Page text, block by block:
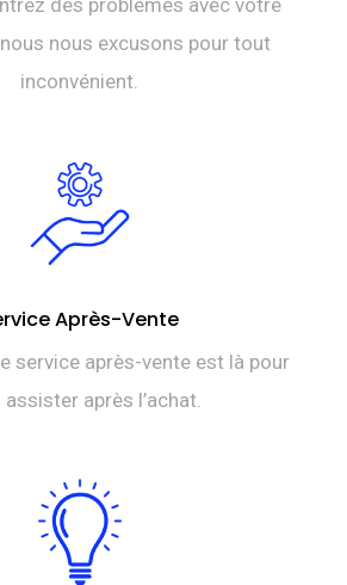
nous excusons pour tout
inconvénient.
Après-Vente
service après-vente est là pour
après l’achat.